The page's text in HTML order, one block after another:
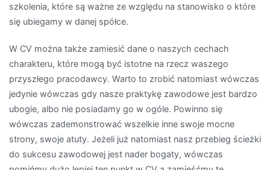
szkolenia, które są ważne ze względu na stanowisko o które
się ubiegamy w danej spółce.
W CV można także zamiesić dane o naszych cechach
charakteru, które mogą być istotne na rzecz waszego
przyszłego pracodawcy. Warto to zrobić natomiast wówczas
jedynie wówczas gdy nasze praktykę zawodowe jest bardzo
ubogie, albo nie posiadamy go w ogóle. Powinno się
wówczas zademonstrować wszelkie inne swoje mocne
strony, swoje atuty. Jeżeli już natomiast nasz przebieg ścieżki
do sukcesu zawodowej jest nader bogaty, wówczas